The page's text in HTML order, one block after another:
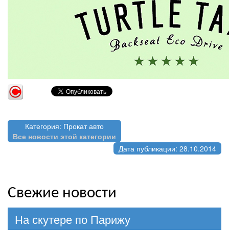
Категория: Прокат авто
Все новости этой категории
Дата публикации: 28.10.2014
Свежие новости
На скутере по Парижу